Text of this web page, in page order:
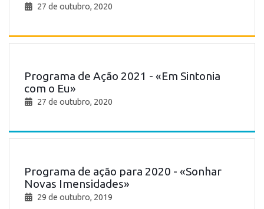
27 de outubro, 2020
Programa de Ação 2021 - «Em Sintonia
com o Eu»
27 de outubro, 2020
Programa de ação para 2020 - «Sonhar
Novas Imensidades»
29 de outubro, 2019